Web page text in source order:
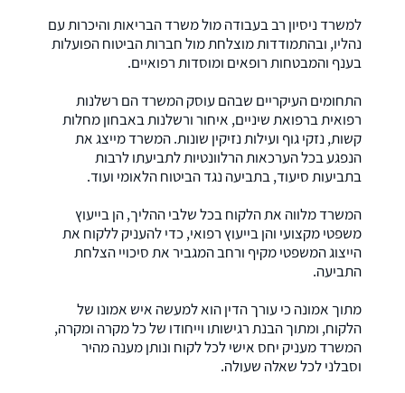
למשרד ניסיון רב בעבודה מול משרד הבריאות והיכרות עם
נהליו, ובהתמודדות מוצלחת מול חברות הביטוח הפועלות
בענף והמבטחות רופאים ומוסדות רפואיים.
התחומים העיקריים שבהם עוסק המשרד הם רשלנות
רפואית ברפואת שיניים, איחור ורשלנות באבחון מחלות
קשות, נזקי גוף ועילות נזיקין שונות. המשרד מייצג את
הנפגע בכל הערכאות הרלוונטיות לתביעתו לרבות
בתביעות סיעוד, בתביעה נגד הביטוח הלאומי ועוד.
המשרד מלווה את הלקוח בכל שלבי ההליך, הן בייעוץ
משפטי מקצועי והן בייעוץ רפואי, כדי להעניק ללקוח את
הייצוג המשפטי מקיף ורחב המגביר את סיכויי הצלחת
התביעה.
מתוך אמונה כי עורך הדין הוא למעשה איש אמונו של
הלקוח, ומתוך הבנת רגישותו וייחודו של כל מקרה ומקרה,
המשרד מעניק יחס אישי לכל לקוח ונותן מענה מהיר
וסבלני לכל שאלה שעולה.